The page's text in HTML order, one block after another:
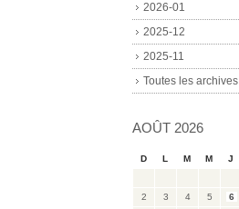
2026-01
2025-12
2025-11
Toutes les archives
AOÛT 2026
D L M M J
2
3 4 5 6